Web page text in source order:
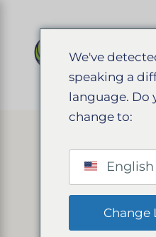
We've
speaking a
language. Do
change to:
English
Change